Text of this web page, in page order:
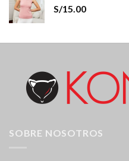
S/15.00
SOBRE NOSOTROS